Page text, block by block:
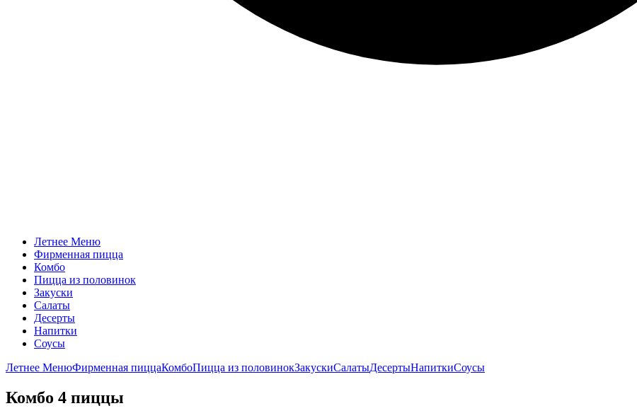
Летнее Меню
Фирменная пицца
Комбо
Пицца из половинок
Закуски
Салаты
Десерты
Напитки
Соусы
Летнее МенюФирменная пиццаКомбоПицца из половинокЗакускиСалатыДесертыНапиткиСоусы
Комбо 4 пиццы